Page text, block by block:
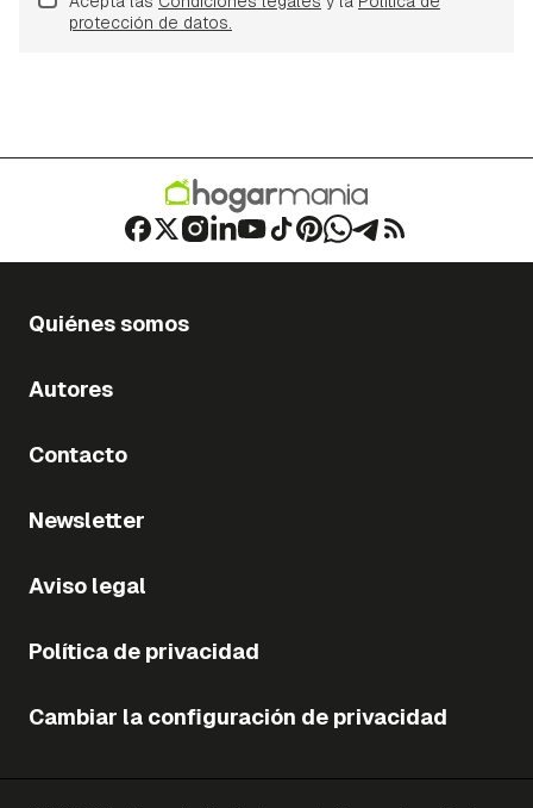
protección de datos.
Quiénes somos
Autores
Contacto
Newsletter
Aviso legal
Política de privacidad
Cambiar la configuración de privacidad